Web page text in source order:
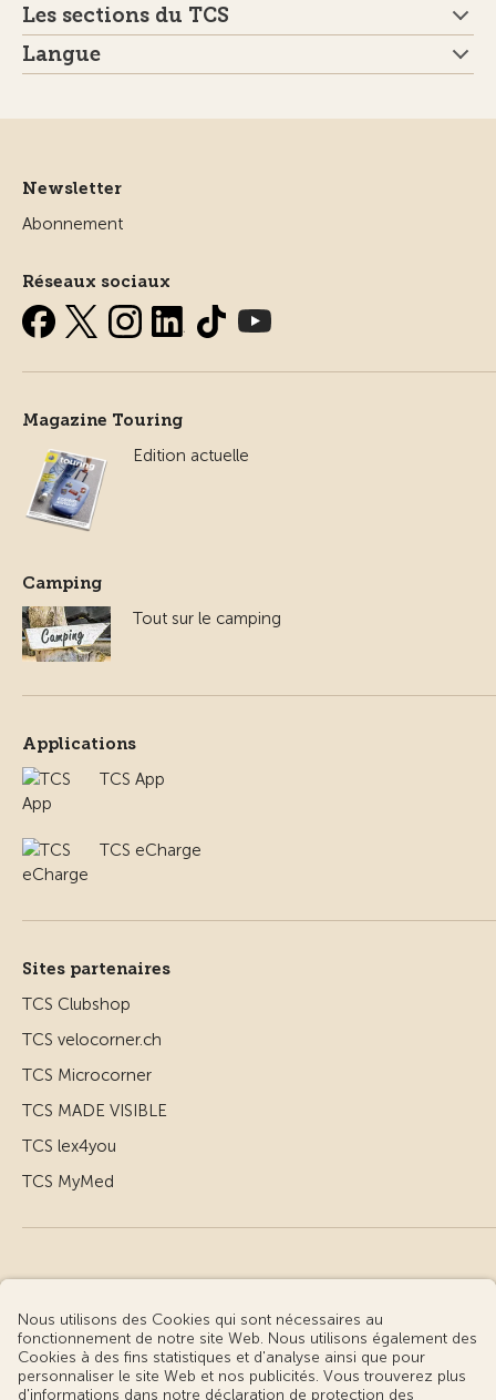
Les sections du TCS
Langue
Newsletter
Abonnement
Réseaux sociaux
Magazine Touring
Edition actuelle
Camping
Tout sur le camping
Applications
TCS App
TCS eCharge
Sites partenaires
TCS Clubshop
TCS velocorner.ch
TCS Microcorner
TCS MADE VISIBLE
TCS lex4you
TCS MyMed